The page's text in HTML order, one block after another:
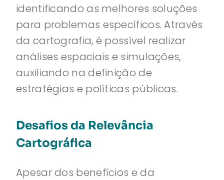
identificando as melhores soluções
para problemas específicos. Através
da cartografia, é possível realizar
análises espaciais e simulações,
auxiliando na definição de
estratégias e políticas públicas.
Desafios da Relevância
Cartográfica
Apesar dos benefícios e da